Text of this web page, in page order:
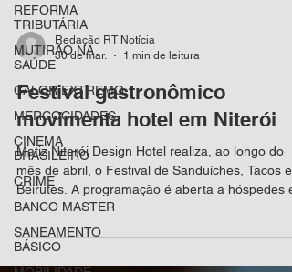
REFORMA
TRIBUTÁRIA
MUTIRÃO NA
SAÚDE
CALOR EXTREMO
MERCOCIDADES
CINEMA
BRASILEIRO
CRIME
BANCO MASTER
SANEAMENTO
BÁSICO
Redação RT Notícia
30 de mar.
1 min de leitura
Festival gastronômico
movimenta hotel em Niterói
Matiz Niterói Design Hotel realiza, ao longo do
Beirutes. A programação é aberta a hóspedes e
visitantes. O evento apresenta um cardápio com